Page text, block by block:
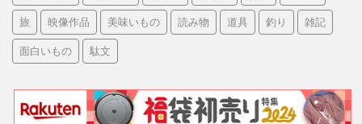
旅 映像作品 美味いもの 読み物 道具 釣り 雑記
面白いもの 駄文